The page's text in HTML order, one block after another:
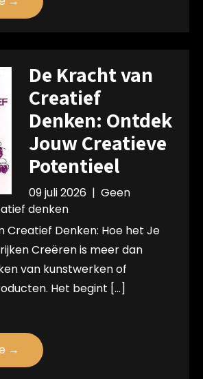
De Kracht van
Creatief
Denken: Ontdek
Jouw Creatieve
Potentieel
09 juli 2026 | Geen
denken
Creatief Denken: Hoe het Je
Creëren is meer dan
van kunstwerken of
Het begint […]
→